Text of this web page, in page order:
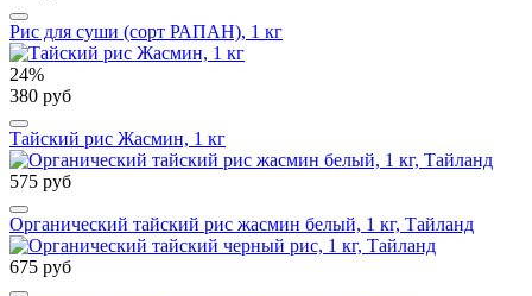
Рис для суши (сорт РАПАН), 1 кг
24%
380 руб
Тайский рис Жасмин, 1 кг
575 руб
Органический тайский рис жасмин белый, 1 кг, Тайланд
675 руб